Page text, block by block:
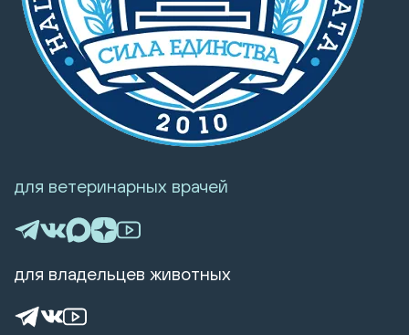
для ветеринарных врачей
для владельцев животных